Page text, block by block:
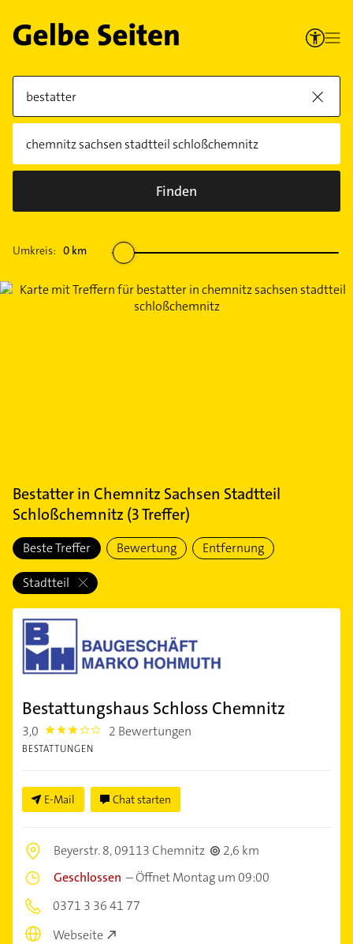
Finden
Umkreis: 0 km
Bestatterin Chemnitz Sachsen Stadtteil
Schloßchemnitz (3Treffer)
Beste Treffer Bewertung Entfernung
Stadtteil
Bestattungshaus Schloss Chemnitz
3,0 3.0 2 Bewertungen
BESTATTUNGEN
E-Mail Chat starten
Beyerstr. 8,09113 Chemnitz
2,6 km
Geschlossen –Öffnet Montag um 09:00
0371 3 36 41 77
Webseite